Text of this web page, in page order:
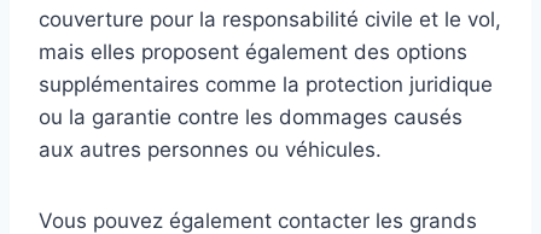
couverture pour la responsabilité civile et le vol,
mais elles proposent également des options
supplémentaires comme la protection juridique
ou la garantie contre les dommages causés
aux autres personnes ou véhicules.
Vous pouvez également contacter les grands